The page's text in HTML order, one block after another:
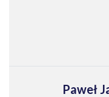
Paweł